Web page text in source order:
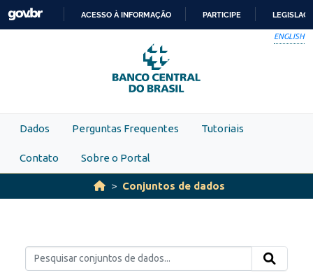
Skip to main content
PARA
O
CONTEÚDO
ACESSO À INFORMAÇÃO PARTICIPE
ENGLISH
Dados Perguntas Frequentes Tutoriais
Contato Sobre o Portal
Conjuntos de dados